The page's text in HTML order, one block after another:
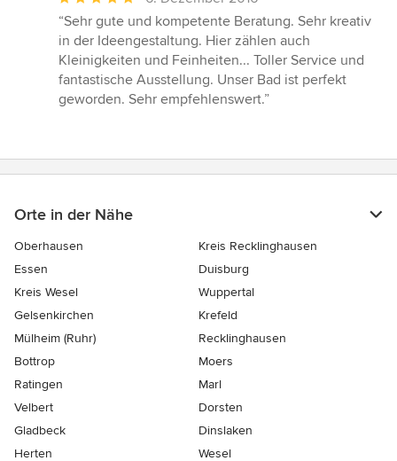
Bewertung:
5
von
5
Sternen
“Sehr gute und kompetente Beratung. Sehr kreativ
in der Ideengestaltung. Hier zählen auch
Kleinigkeiten und Feinheiten... Toller Service und
fantastische Ausstellung. Unser Bad ist perfekt
geworden. Sehr empfehlenswert.”
Orte in der Nähe
Oberhausen
Kreis Recklinghausen
Essen
Duisburg
Kreis Wesel
Wuppertal
Gelsenkirchen
Krefeld
Mülheim (Ruhr)
Recklinghausen
Bottrop
Moers
Ratingen
Marl
Velbert
Dorsten
Gladbeck
Dinslaken
Herten
Wesel